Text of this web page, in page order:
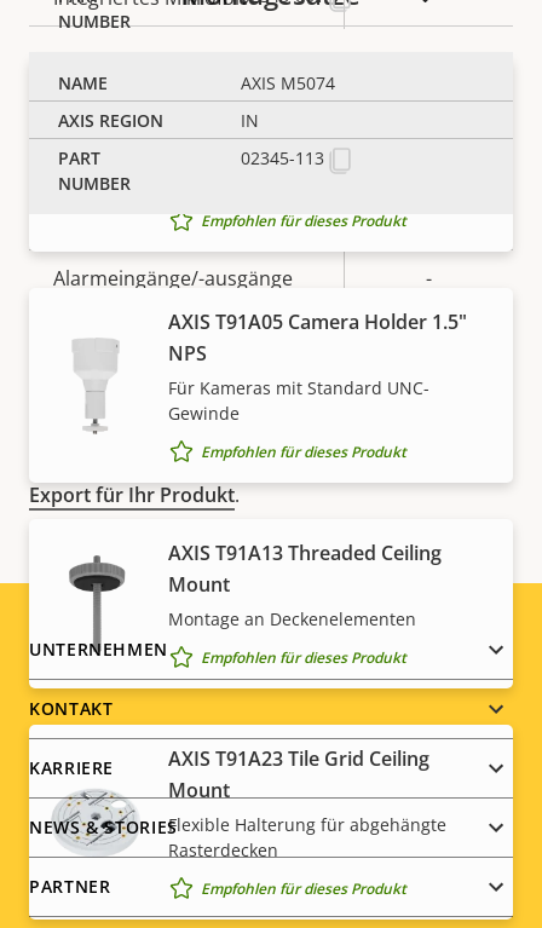
Systemintegration
Eigentumsbeschreibung Eigentumswert
Audioerkennung
Active Tampering
Alarmeingänge/-ausgänge -
Netzwerk
Eigentumsbeschreibung
PoE-Klasse
AXIS T91A04 Camera Holder ¾”
Für Kameras mit Standard UNC-
Empfohlen für dieses Produkt
AXIS T91A05 Camera Holder 1.5"
NPS
Für Kameras mit Standard UNC-
Gewinde
Empfohlen für dieses Produkt
AXIS T91A13 Threaded Ceiling
Mount
Montage an Deckenelementen
Empfohlen für dieses Produkt
AXIS T91A23 Tile Grid Ceiling
Mount
Flexible Halterung für abgehängte
Rasterdecken
Empfohlen für dieses Produkt
AXIS M5074
IN
02345-113
HINWEIS
Axis Produkte unterliegen möglicherweise den
Exportkontrollbestimmungen der USA und der EU
sowie anderer nationaler Exportkontrollgesetze.
Compliance-Informationen zum
Export für Ihr Produkt.
Footer
menu
UNTERNEHMEN
KONTAKT
KARRIERE
NEWS & STORIES
PARTNER